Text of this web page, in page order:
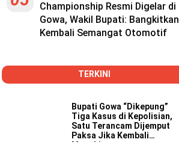
Championship Resmi Digelar di
Gowa, Wakil Bupati: Bangkitkan
Kembali Semangat Otomotif
TERKINI
Bupati Gowa “Dikepung”
Tiga Kasus di Kepolisian,
Satu Terancam Dijemput
Paksa Jika Kembali
Mangkir